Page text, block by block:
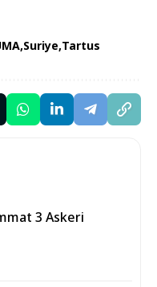
Suriye Tartus
3 Askeri